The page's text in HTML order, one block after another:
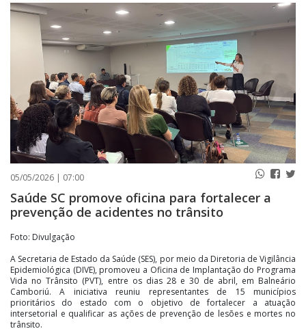
PUBLICAÇÕES LEGAIS
CONTATO
05/05/2026 | 07:00
Saúde SC promove oficina para fortalecer a
prevenção de acidentes no trânsito
Foto: Divulgação
A Secretaria de Estado da Saúde (SES), por meio da Diretoria de Vigilância
Epidemiológica (DIVE), promoveu a Oficina de Implantação do Programa
Vida no Trânsito (PVT), entre os dias 28 e 30 de abril, em Balneário
Camboriú. A iniciativa reuniu representantes de 15 municípios
prioritários do estado com o objetivo de fortalecer a atuação
intersetorial e qualificar as ações de prevenção de lesões e mortes no
trânsito.